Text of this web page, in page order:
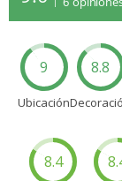
9
Ubicación
8.8
8.4